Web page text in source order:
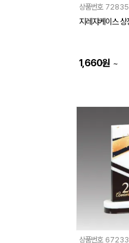
상품번호
지레쟈케이스
1,660원 ~
상품번호